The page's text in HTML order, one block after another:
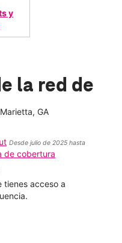
y
la red de
GA
Desde julio de 2025 hasta
de cobertura
tienes acceso a